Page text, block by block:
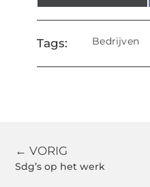
Tags: Bedrijven
← VORIG
Sdg’s op het werk